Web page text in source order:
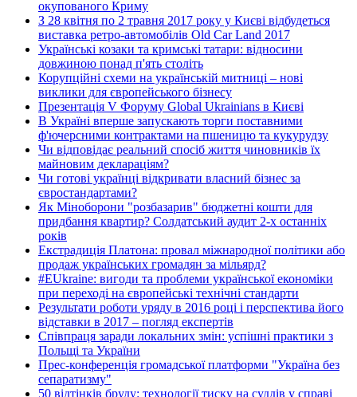
окупованого Криму
З 28 квітня по 2 травня 2017 року у Києві відбудеться
виставка ретро-автомобілів Old Car Land 2017
Українські козаки та кримські татари: відносини
довжиною понад п'ять століть
Корупційні схеми на українській митниці – нові
виклики для європейського бізнесу
Презентація V Форуму Global Ukrainians в Києві
В Україні вперше запускають торги поставними
ф'ючерсними контрактами на пшеницю та кукурудзу
Чи відповідає реальний спосіб життя чиновників їх
майновим деклараціям?
Чи готові українці відкривати власний бізнес за
євростандартами?
Як Міноборони "розбазарив" бюджетні кошти для
придбання квартир? Солдатський аудит 2-х останніх
років
Екстрадиція Платона: провал міжнародної політики або
продаж українських громадян за мільярд?
#EUkraine: вигоди та проблеми української економіки
при переході на європейські технічні стандарти
Результати роботи уряду в 2016 році і перспектива його
відставки в 2017 – погляд експертів
Співпраця заради локальних змін: успішні практики з
Польщі та України
Прес-конференція громадської платформи "Україна без
сепаратизму"
50 відтінків бруду: технології тиску на суддів у справі